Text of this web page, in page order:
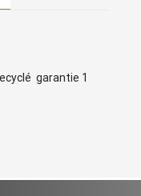
garantie 1